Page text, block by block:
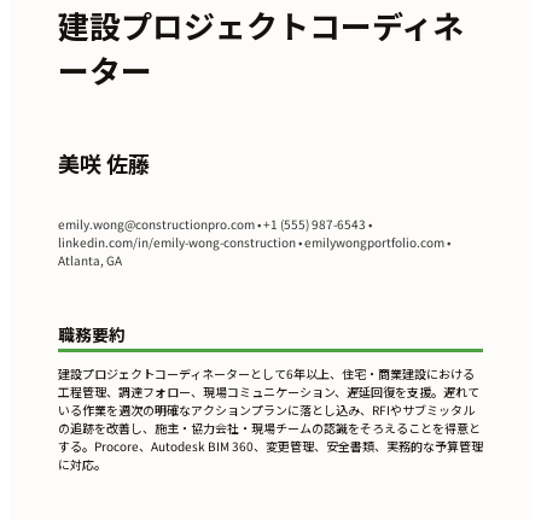
建設プロジェクトコーディネ
ーター
美咲 佐藤
emily.wong@constructionpro.com• +1 (555) 987-6543 •
linkedin.com/in/emily-wong-construction • emilywongportfolio.com •
Atlanta, GA
職務要約
建設プロジェクトコーディネーターとして6年以上、住宅・商業建設における
工程管理、調達フォロー、現場コミュニケーション、遅延回復を支援。遅れて
いる作業を週次の明確なアクションプランに落とし込み、RFIやサブミッタル
の追跡を改善し、施主・協力会社・現場チームの認識をそろえることを得意と
する。Procore、Autodesk BIM 360、変更管理、安全書類、実務的な予算管理
に対応。